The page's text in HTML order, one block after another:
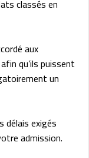
classés en
aux
qu’ils puissent
un
délais exigés
admission.